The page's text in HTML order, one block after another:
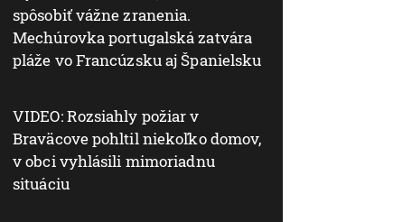
spôsobiť vážne zranenia.
Mechúrovka portugalská zatvára
pláže vo Francúzsku aj Španielsku
VIDEO: Rozsiahly požiar v
Braväcove pohltil niekoľko domov,
v obci vyhlásili mimoriadnu
situáciu